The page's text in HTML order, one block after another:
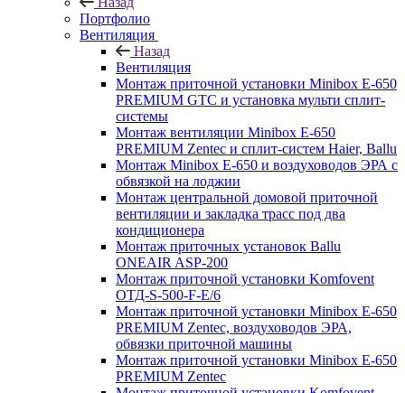
Портфолио
Вентиляция
Назад
Вентиляция
Монтаж приточной установки Minibox E-650
PREMIUM GTC и установка мульти сплит-
системы
Монтаж вентиляции Minibox E-650
PREMIUM Zentec и сплит-систем Haier, Ballu
Монтаж Minibox E-650 и воздуховодов ЭРА с
обвязкой на лоджии
Монтаж центральной домовой приточной
вентиляции и закладка трасс под два
кондиционера
Монтаж приточных установок Ballu
ONEAIR ASP-200
Монтаж приточной установки Komfovent
ОТД-S-500-F-E/6
Монтаж приточной установки Minibox E-650
PREMIUM Zentec, воздуховодов ЭРА,
обвязки приточной машины
Монтаж приточной установки Minibox E-650
PREMIUM Zentec